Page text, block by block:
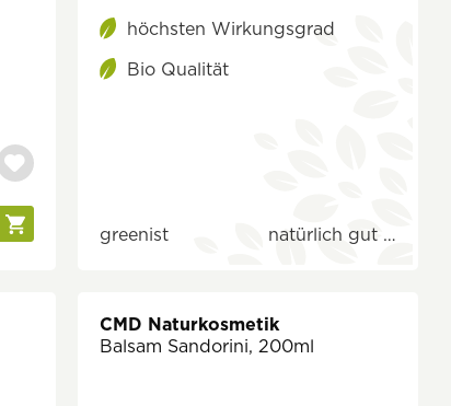
höchsten Wirkungsgrad
Bio Qualität
greenist natürlich gut …
CMD Naturkosmetik
Balsam Sandorini, 200ml